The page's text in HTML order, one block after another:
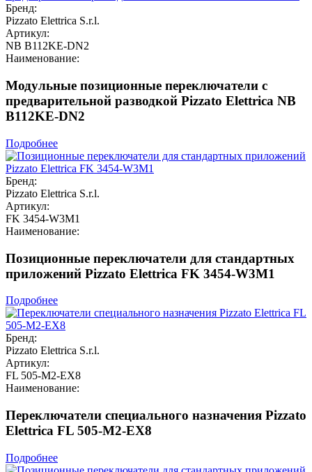
Бренд:
Pizzato Elettrica S.r.l.
Артикул:
NB B112KE-DN2
Наименование:
Модульные позиционные переключатели с
предварительной разводкой Pizzato Elettrica NB
B112KE-DN2
Подробнее
Бренд:
Pizzato Elettrica S.r.l.
Артикул:
FK 3454-W3M1
Наименование:
Позиционные переключатели для стандартных
приложений Pizzato Elettrica FK 3454-W3M1
Подробнее
Бренд:
Pizzato Elettrica S.r.l.
Артикул:
FL 505-M2-EX8
Наименование:
Переключатели специального назначения Pizzato
Elettrica FL 505-M2-EX8
Подробнее